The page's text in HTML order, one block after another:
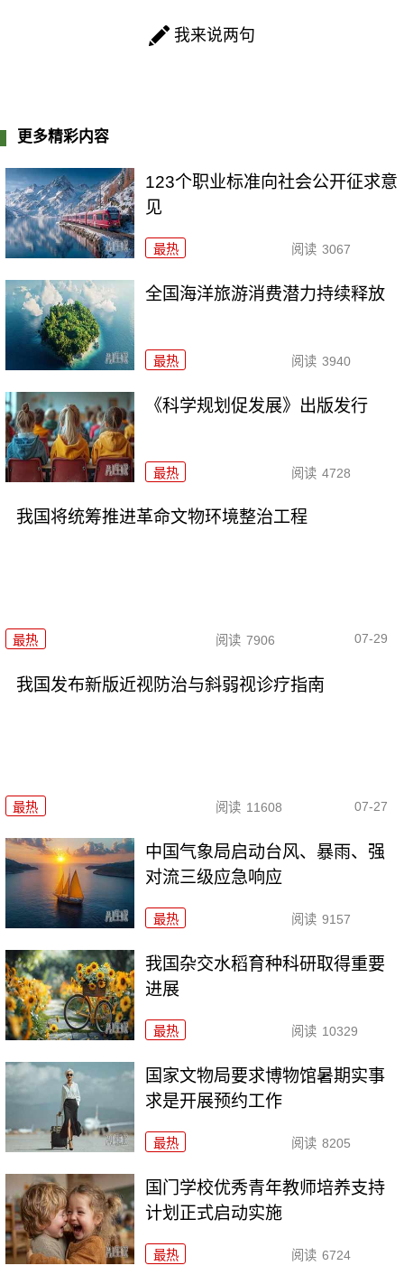
我来说两句
更多精彩内容
123个职业标准向社会公开征求意
见
最热 阅读 3067
全国海洋旅游消费潜力持续释放
最热 阅读 3940
《科学规划促发展》出版发行
最热 阅读 4728
我国将统筹推进革命文物环境整治工程
最热 阅读 7906 07-29
我国发布新版近视防治与斜弱视诊疗指南
最热 阅读 11608 07-27
中国气象局启动台风、暴雨、强
对流三级应急响应
最热 阅读 9157
我国杂交水稻育种科研取得重要
进展
最热 阅读 10329
国家文物局要求博物馆暑期实事
求是开展预约工作
最热 阅读 8205
国门学校优秀青年教师培养支持
计划正式启动实施
最热 阅读 6724